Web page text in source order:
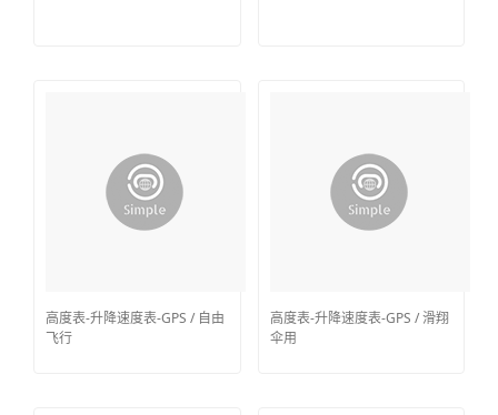
高度表-升降速度表-GPS / 自由
飞行
高度表-升降速度表-GPS / 滑翔
伞用